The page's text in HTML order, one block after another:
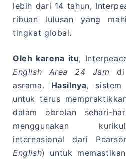
lebih dari 14 tahun,
ribuan lulusan yang
tingkat global.
Oleh karena itu,
English Area 24 Jam di
asrama. Hasilnya, sistem
untuk terus
dalam obrolan sehari-
menggunakan
internasional dari
English) untuk